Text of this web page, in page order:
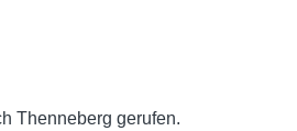
Thenneberg gerufen.